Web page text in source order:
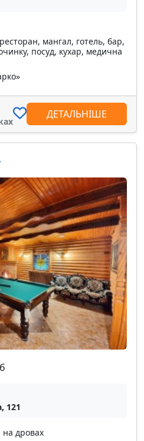
мангал, готель, бар,
посуд, кухар, медична
ДЕТАЛЬНІШЕ
121
на дровах